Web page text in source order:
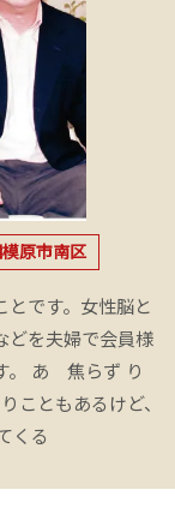
原市南区
とです。女性脳と
どを夫婦で会員様
。 あ 焦らず り
ともあるけど、
くる